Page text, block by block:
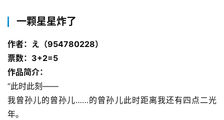
一颗星星炸了
作者：え（954780228）
票数：3+2=5
作品简介：
“此时此刻——
我曾孙儿的曾孙儿……的曾孙儿此时距离我还有四点二光
年。